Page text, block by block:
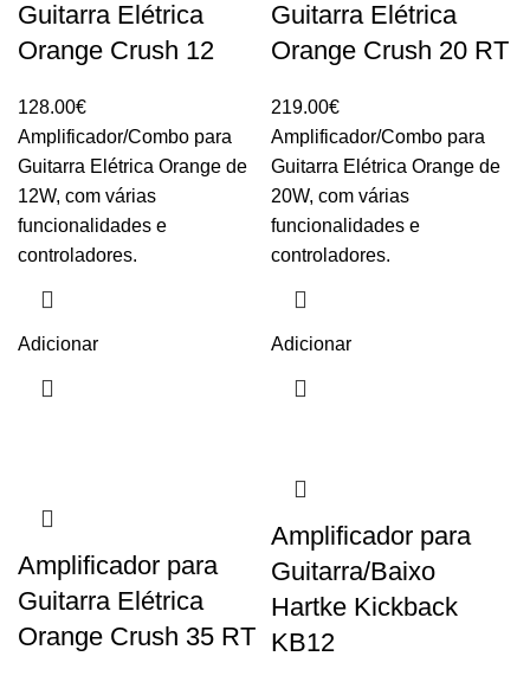
Guitarra Elétrica
Orange Crush 12
128.00€
Amplificador/Combo para
Guitarra Elétrica Orange de
12W, com várias
funcionalidades e
controladores.
Adicionar
Guitarra Elétrica
Orange Crush 20 RT
219.00€
Amplificador/Combo para
Guitarra Elétrica Orange de
20W, com várias
funcionalidades e
controladores.
Adicionar
Amplificador para
Guitarra Elétrica
Orange Crush 35 RT
Amplificador para
Guitarra/Baixo
Hartke Kickback
KB12